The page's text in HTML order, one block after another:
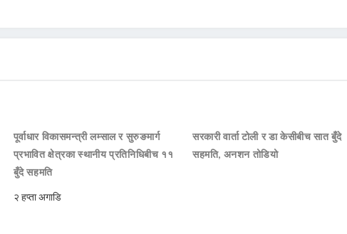
पूर्वाधार विकासमन्त्री लम्साल र सुरुङमार्ग
प्रभावित क्षेत्रका स्थानीय प्रतिनिधिबीच ११
बुँदे सहमति
२ हप्ता अगाडि
सरकारी वार्ता टोली र डा केसीबीच सात बुँदे
सहमति, अनशन तोडियो